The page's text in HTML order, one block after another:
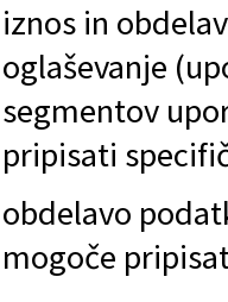
iznos in
oglaševanje
segmentov
pripisati
obdelavo
mogoče